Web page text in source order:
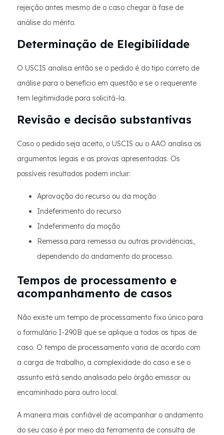
rejeição antes mesmo de o caso chegar à fase de
análise do mérito.
Determinação de Elegibilidade
O USCIS analisa então se o pedido é do tipo correto de
análise para o benefício em questão e se o requerente
tem legitimidade para solicitá-la.
Revisão e decisão substantivas
Caso o pedido seja aceito, o USCIS ou o AAO analisa os
argumentos legais e as provas apresentadas. Os
possíveis resultados podem incluir:
Aprovação do recurso ou da moção
Indeferimento do recurso
Indeferimento da moção
Remessa para remessa ou outras providências,
dependendo do andamento do processo.
Tempos de processamento e
acompanhamento de casos
Não existe um tempo de processamento fixo único para
o formulário I-290B que se aplique a todos os tipos de
caso. O tempo de processamento varia de acordo com
a carga de trabalho, a complexidade do caso e se o
assunto está sendo analisado pelo órgão emissor ou
encaminhado para outro local.
A maneira mais confiável de acompanhar o andamento
do seu caso é por meio da ferramenta de consulta de